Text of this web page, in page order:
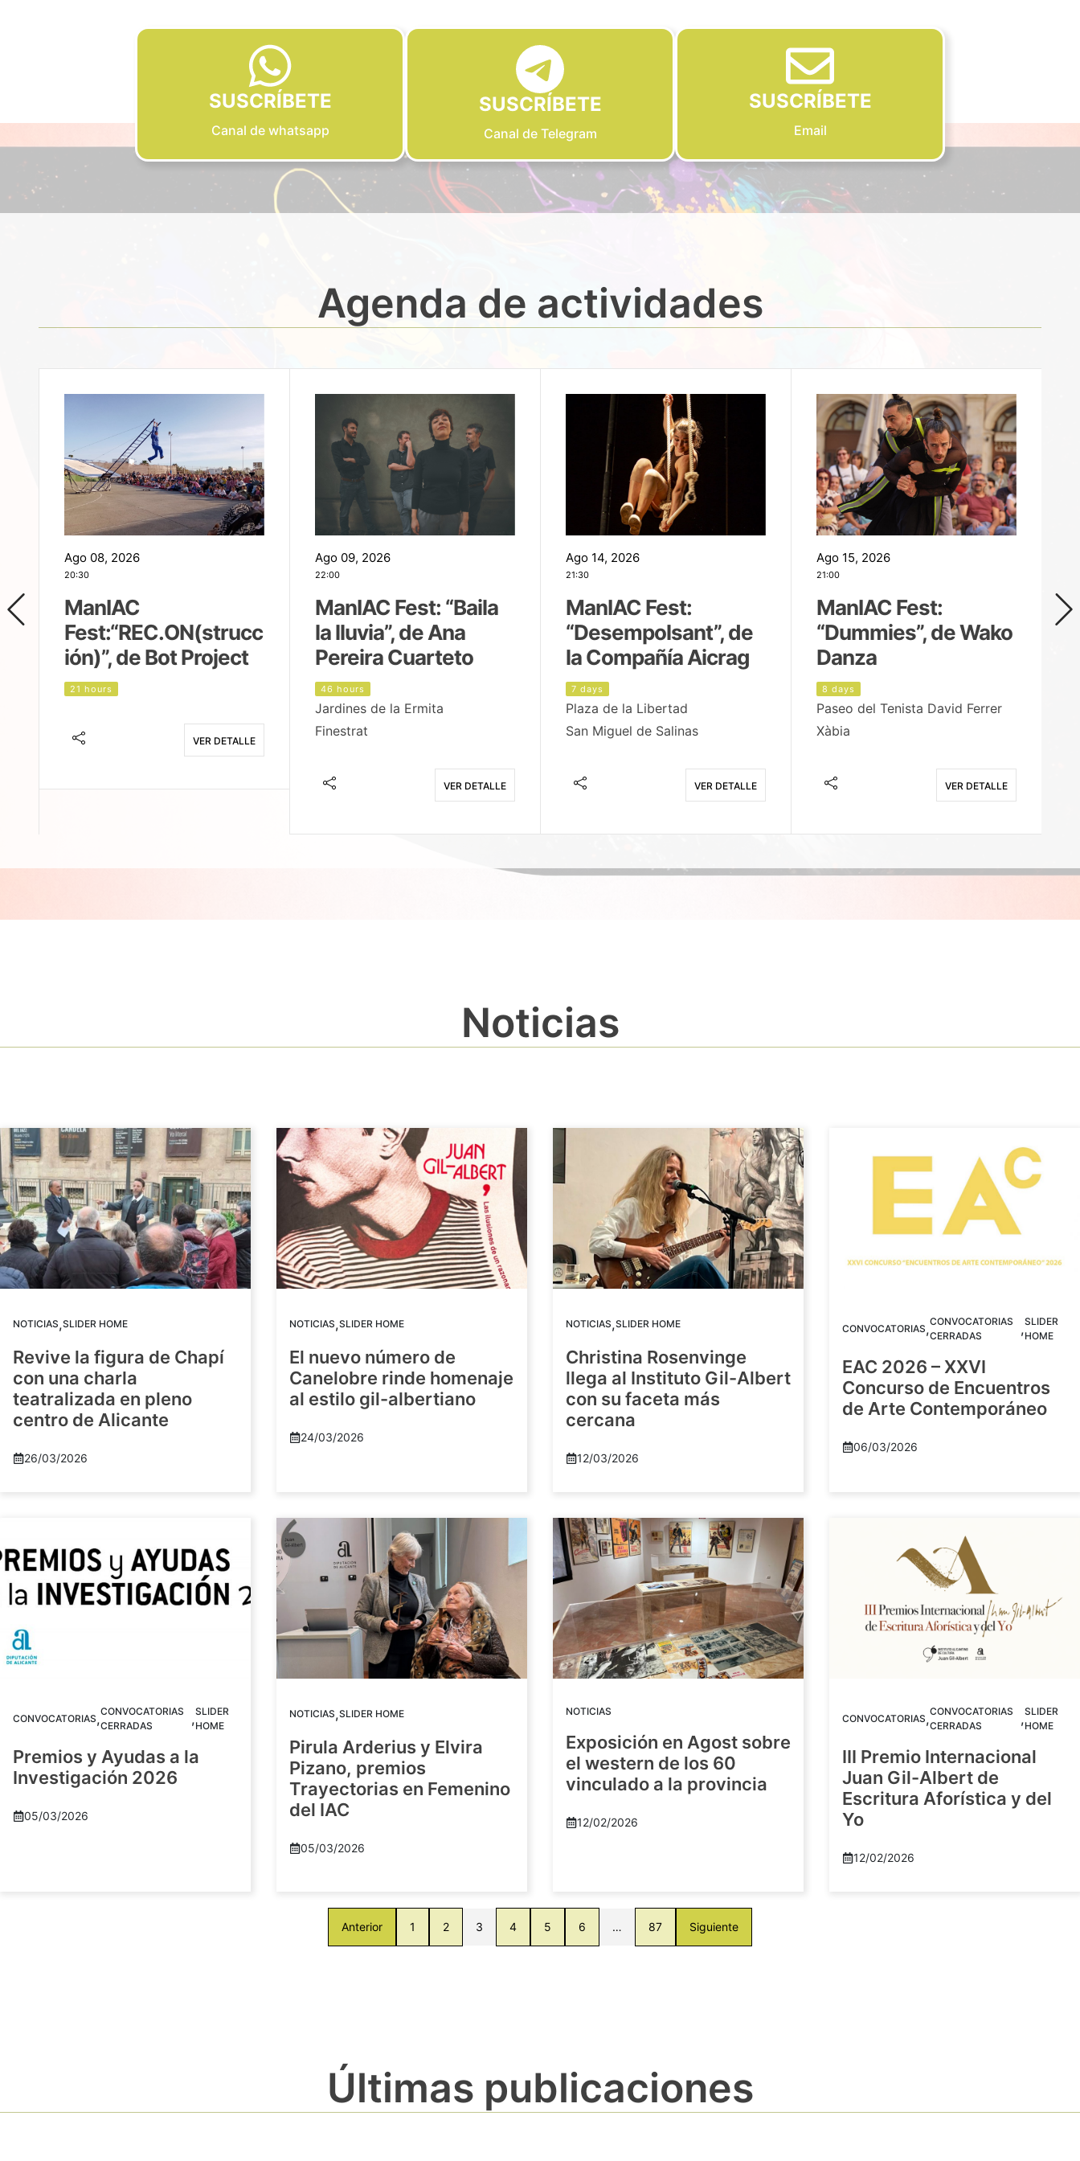
SUSCRÍBETE
Canal de whatsapp
SUSCRÍBETE
Canal de Telegram
SUSCRÍBETE
Email
Agenda de actividades
Ago 08, 2026
20:30
ManIAC
Fest:“REC.ON(strucc
ión)”, de Bot Project
21 hours
VER DETALLE
Ago 09, 2026
22:00
ManIAC Fest: “Baila
la lluvia”, de Ana
Pereira Cuarteto
46 hours
Jardines de la Ermita
Finestrat
VER DETALLE
Ago 14, 2026
21:30
ManIAC Fest:
“Desempolsant”, de
la Compañía Aicrag
7 days
Plaza de la Libertad
San Miguel de Salinas
VER DETALLE
Ago 15, 2026
21:00
ManIAC Fest:
“Dummies”, de Wako
Danza
8 days
Paseo del Tenista David Ferrer
Xàbia
VER DETALLE
Noticias
NOTICIAS,SLIDER HOME
Revive la figura de Chapí
con una charla
teatralizada en pleno
centro de Alicante
26/03/2026
NOTICIAS,SLIDER HOME
El nuevo número de
Canelobre rinde homenaje
al estilo gil-albertiano
24/03/2026
NOTICIAS,SLIDER HOME
Christina Rosenvinge
llega al Instituto Gil-Albert
con su faceta más
cercana
12/03/2026
CONVOCATORIAS,CONVOCATORIAS
CERRADAS
,SLIDER
HOME
EAC 2026 – XXVI
Concurso de Encuentros
de Arte Contemporáneo
06/03/2026
CONVOCATORIAS,CONVOCATORIAS
CERRADAS
,SLIDER
HOME
Premios y Ayudas a la
Investigación 2026
05/03/2026
NOTICIAS,SLIDER HOME
Pirula Arderius y Elvira
Pizano, premios
Trayectorias en Femenino
del IAC
05/03/2026
NOTICIAS
Exposición en Agost sobre
el western de los 60
vinculado a la provincia
12/02/2026
CONVOCATORIAS,CONVOCATORIAS
CERRADAS
,SLIDER
HOME
III Premio Internacional
Juan Gil-Albert de
Escritura Aforística y del
Yo
12/02/2026
Anterior 1 2 3 4 5 6 … 87 Siguiente
Últimas publicaciones